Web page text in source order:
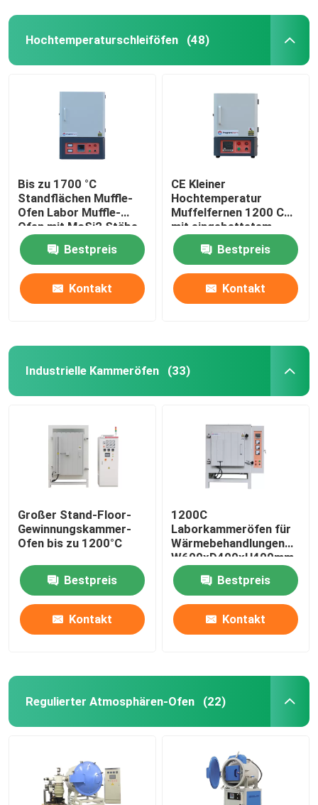
Hochtemperaturschleiföfen (48)
Bis zu 1700 °C
Standflächen Muffle-
Ofen Labor Muffle-
Ofen mit MoSi2 Stäbe
Bestpreis
Kontakt
CE Kleiner
Hochtemperatur
Muffelfernen 1200 C
mit eingebettetem
Heizdraht
Bestpreis
Kontakt
Industrielle Kammeröfen (33)
Großer Stand-Floor-
Gewinnungskammer-
Ofen bis zu 1200°C
Bestpreis
Kontakt
1200C
Laborkammeröfen für
Wärmebehandlungen
W600xD400xH400mm
Bestpreis
Kontakt
Regulierter Atmosphären-Ofen (22)